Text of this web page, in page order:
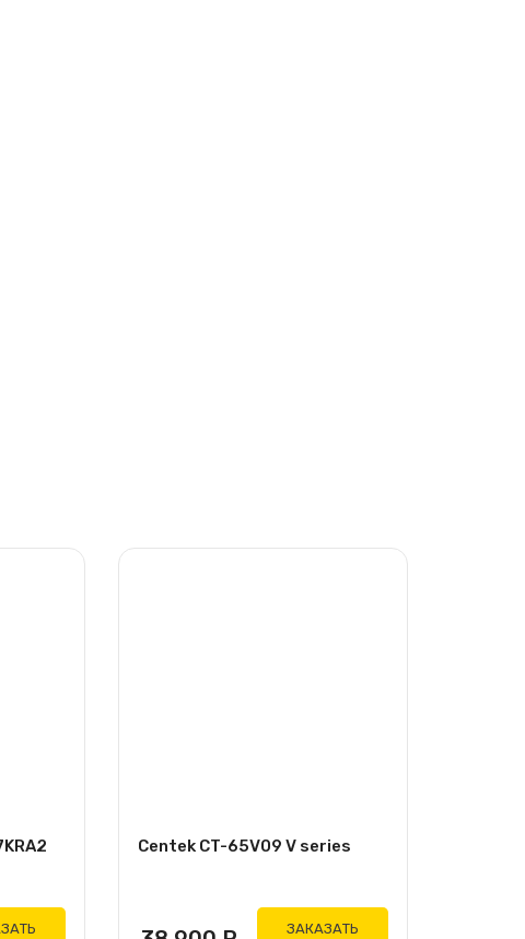
Centek CT-65V09 V series
ЗАКАЗАТЬ